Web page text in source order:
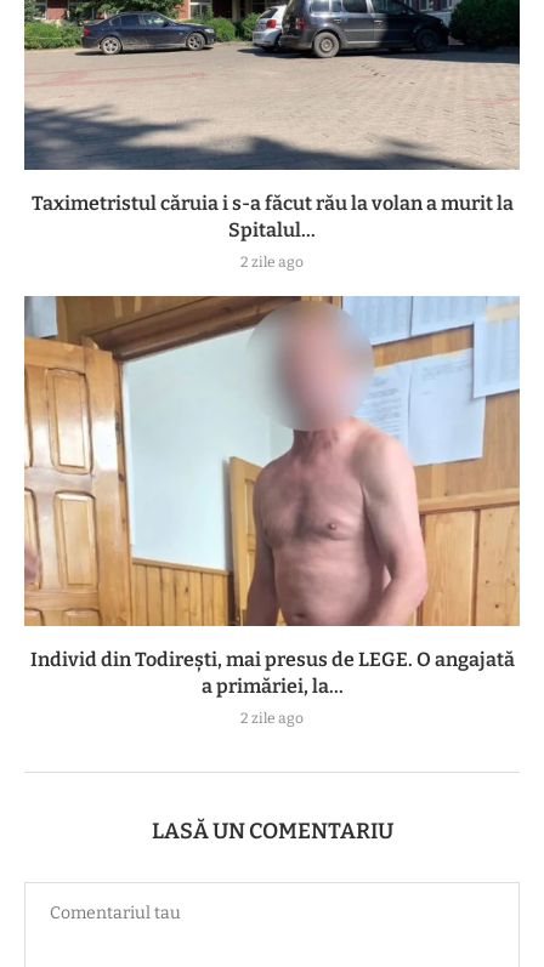
Taximetristul căruia i s-a făcut rău la volan a murit la
Spitalul...
2 zile ago
Individ din Todirești, mai presus de LEGE. O angajată
a primăriei, la...
2 zile ago
LASĂ UN COMENTARIU